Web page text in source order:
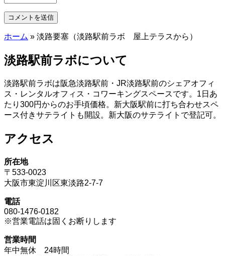
ホーム » 淡路要塞（淡路駅前ラボ 屋上テラスから）
淡路駅前ラボについて
淡路駅前ラボは阪急淡路駅前・JR淡路駅前のシェアオフィ
ス・レンタルオフィス・コワーキングスペースです。1日あ
たり300円からのお手頃価格。新大阪駅前に打ち合わせスペ
ース付きサテライトも開設。新大阪のサテライトで登記可。
アクセス
所在地
〒533-0023
大阪市東淀川区東淡路2-7-7
電話
080-1476-0182
※営業電話は固くお断りします
営業時間
年中無休 24時間